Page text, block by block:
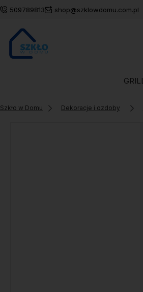
509789813 shop@szklowdomu.com.pl
GRILL
Szkło w Domu Dekoracje i ozdoby